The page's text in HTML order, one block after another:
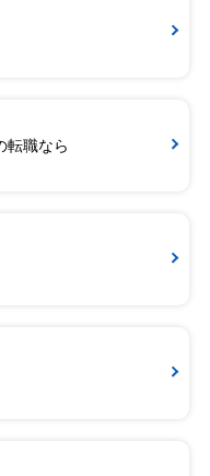
転職なら